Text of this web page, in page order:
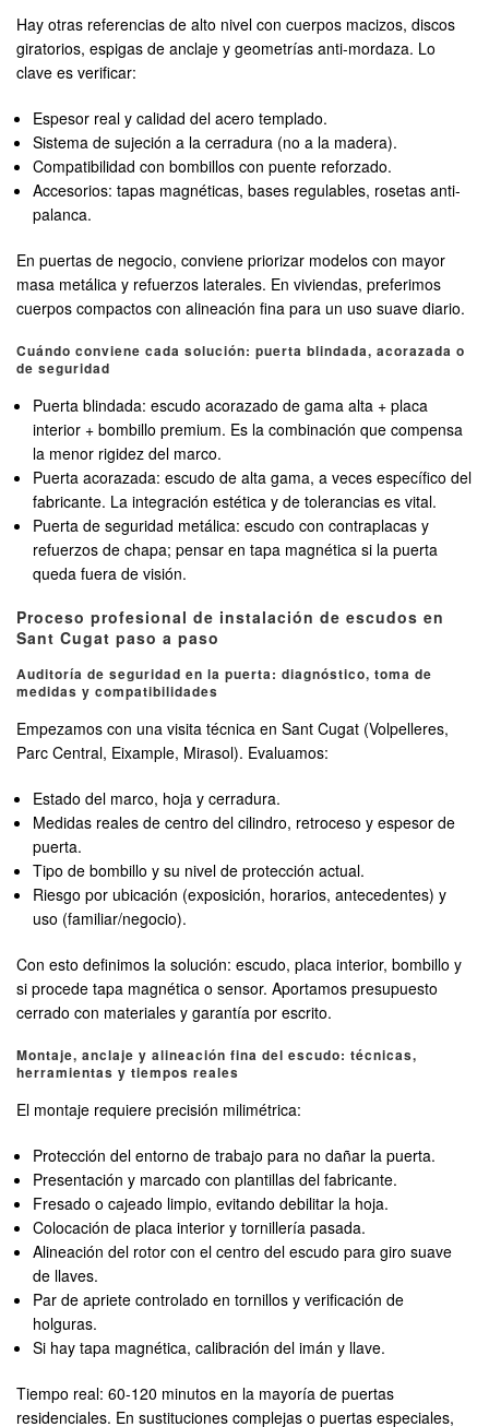
Hay otras referencias de alto nivel con cuerpos macizos, discos
giratorios, espigas de anclaje y geometrías anti-mordaza. Lo
clave es verificar:
Espesor real y calidad del acero templado.
Sistema de sujeción a la cerradura (no a la madera).
Compatibilidad con bombillos con puente reforzado.
Accesorios: tapas magnéticas, bases regulables, rosetas anti-
palanca.
En puertas de negocio, conviene priorizar modelos con mayor
masa metálica y refuerzos laterales. En viviendas, preferimos
cuerpos compactos con alineación fina para un uso suave diario.
Cuándo conviene cada solución: puerta blindada, acorazada o
de seguridad
Puerta blindada: escudo acorazado de gama alta + placa
interior + bombillo premium. Es la combinación que compensa
la menor rigidez del marco.
Puerta acorazada: escudo de alta gama, a veces específico del
fabricante. La integración estética y de tolerancias es vital.
Puerta de seguridad metálica: escudo con contraplacas y
refuerzos de chapa; pensar en tapa magnética si la puerta
queda fuera de visión.
Proceso profesional de instalación de escudos en
Sant Cugat paso a paso
Auditoría de seguridad en la puerta: diagnóstico, toma de
medidas y compatibilidades
Empezamos con una visita técnica en Sant Cugat (Volpelleres,
Parc Central, Eixample, Mirasol). Evaluamos:
Estado del marco, hoja y cerradura.
Medidas reales de centro del cilindro, retroceso y espesor de
puerta.
Tipo de bombillo y su nivel de protección actual.
Riesgo por ubicación (exposición, horarios, antecedentes) y
uso (familiar/negocio).
Con esto definimos la solución: escudo, placa interior, bombillo y
si procede tapa magnética o sensor. Aportamos presupuesto
cerrado con materiales y garantía por escrito.
Montaje, anclaje y alineación fina del escudo: técnicas,
herramientas y tiempos reales
El montaje requiere precisión milimétrica:
Protección del entorno de trabajo para no dañar la puerta.
Presentación y marcado con plantillas del fabricante.
Fresado o cajeado limpio, evitando debilitar la hoja.
Colocación de placa interior y tornillería pasada.
Alineación del rotor con el centro del escudo para giro suave
de llaves.
Par de apriete controlado en tornillos y verificación de
holguras.
Si hay tapa magnética, calibración del imán y llave.
Tiempo real: 60-120 minutos en la mayoría de puertas
residenciales. En sustituciones complejas o puertas especiales,